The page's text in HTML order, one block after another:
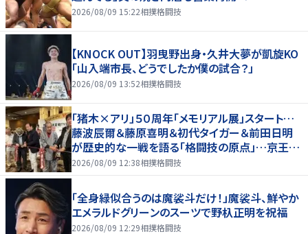
2026/08/09 15:22相撲格闘技
【KNOCK OUT】羽曳野出身・久井大夢が凱旋KO
「山入端市長、どうでしたか僕の試合？」
2026/08/09 13:52相撲格闘技
「猪木×アリ」５０周年「メモリアル展」スタート…
藤波辰爾＆藤原喜明＆初代タイガー＆前田日明
が歴史的な一戦を語る「格闘技の原点」…京王プ
ラザホテルで３１日まで
2026/08/09 12:38相撲格闘技
「全身緑似合うのは魔裟斗だけ！」魔裟斗、鮮やか
エメラルドグリーンのスーツで野杁正明を祝福
2026/08/09 12:29相撲格闘技